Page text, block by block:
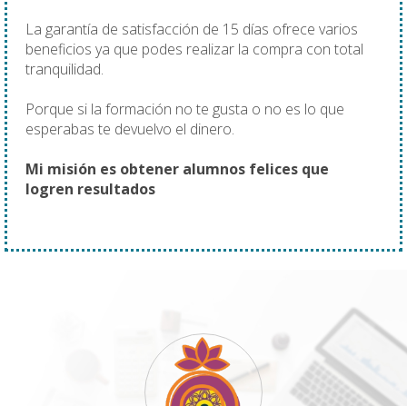
La garantía de satisfacción de 15 días ofrece varios
beneficios ya que podes realizar la compra con total
tranquilidad.
Porque si la formación no te gusta o no es lo que
esperabas te devuelvo el dinero.
Mi misión es obtener alumnos felices que
logren resultados